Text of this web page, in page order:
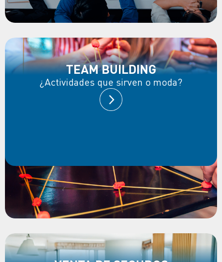
TEAM BUILDING
¿Actividades que sirven o moda?